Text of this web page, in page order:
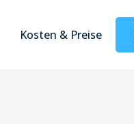
Kosten & Preise